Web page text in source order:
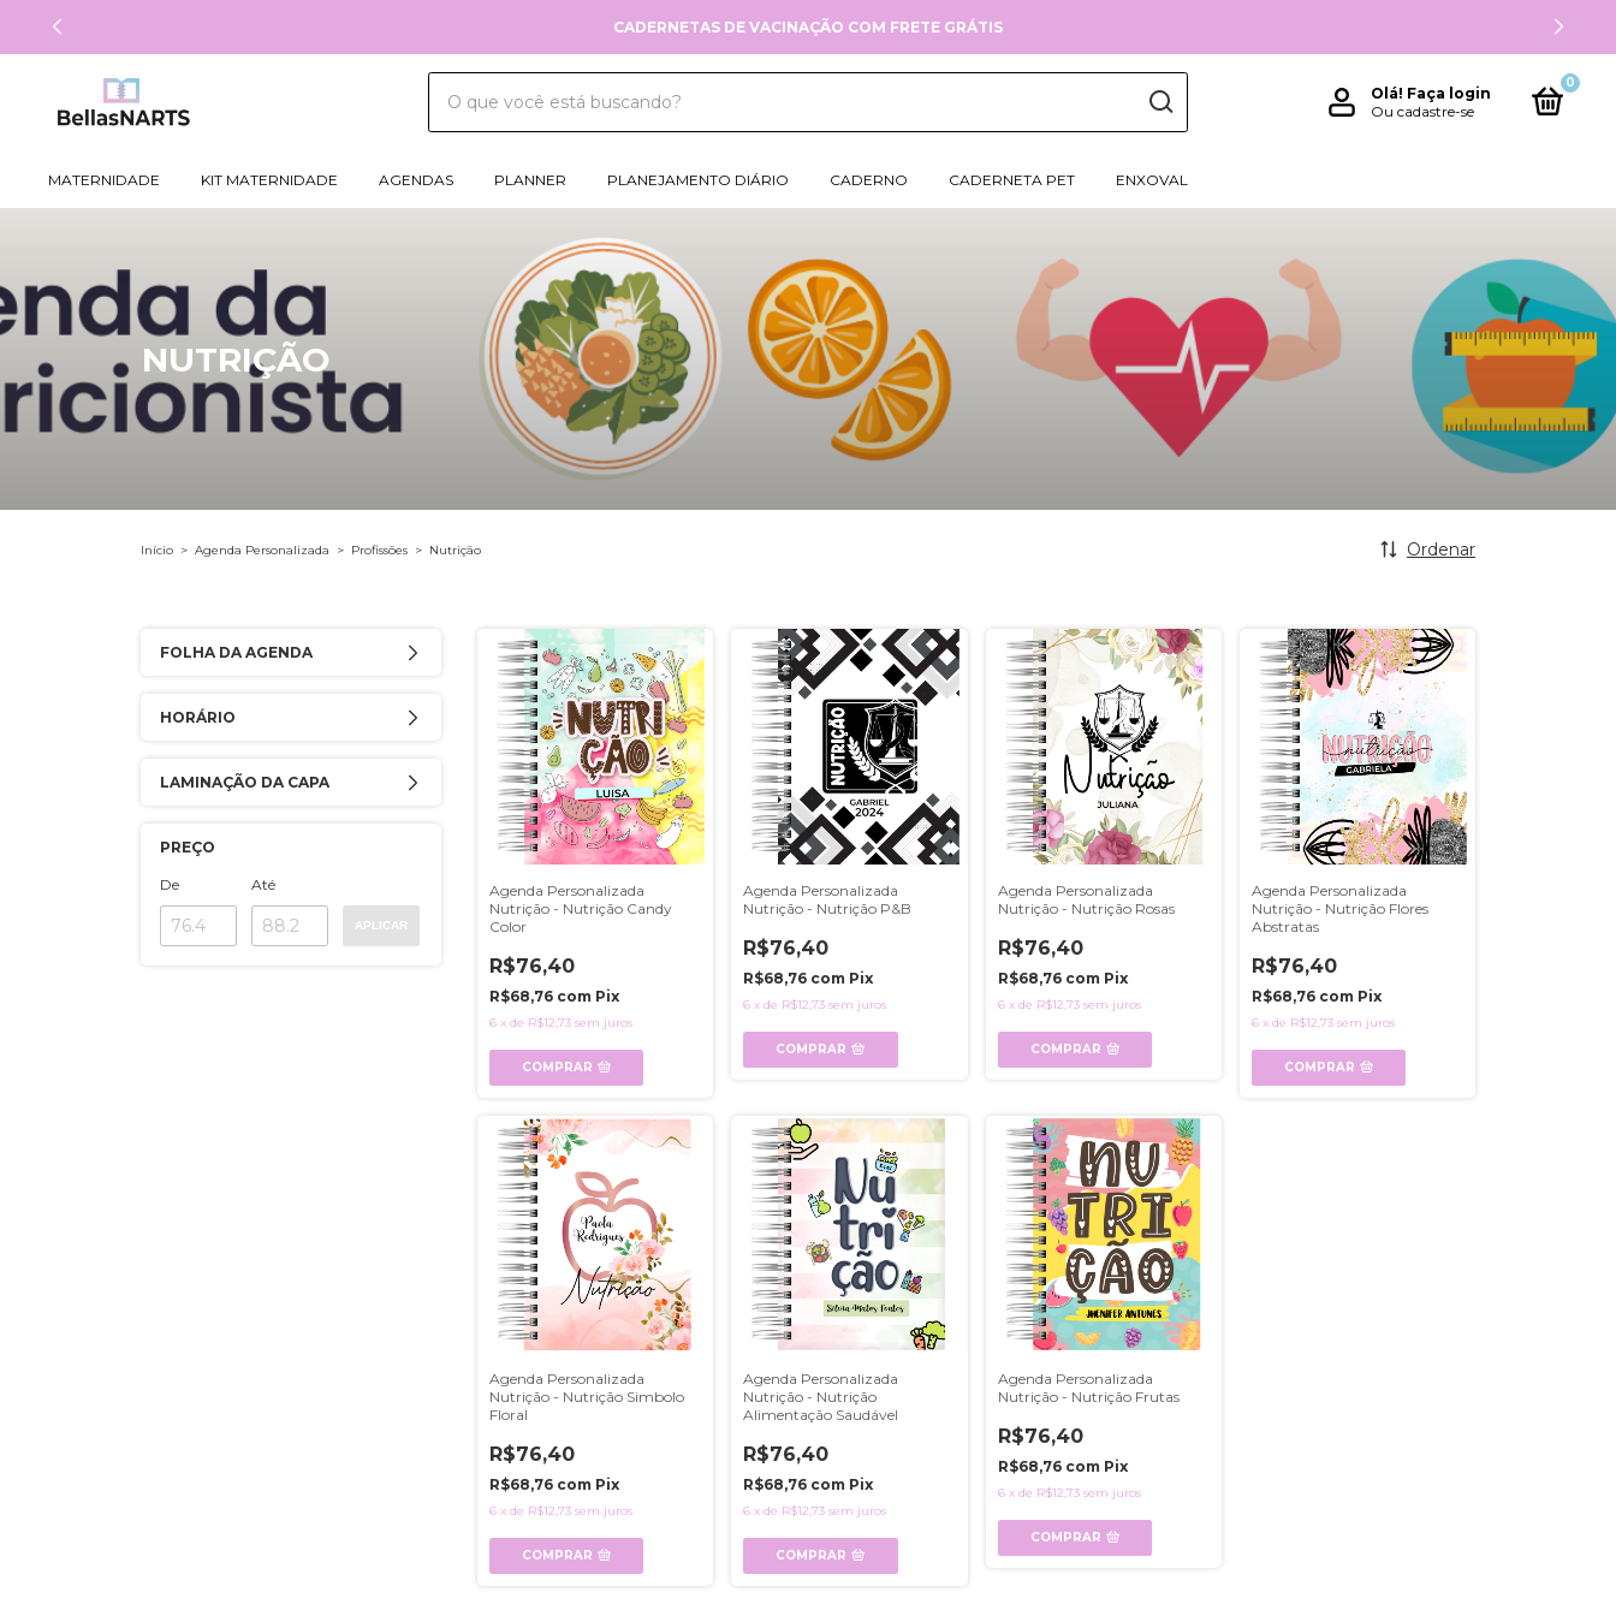
CADERNETAS DE VACINAÇÃO COM FRETE GRÁTIS
Olá! Faça login
Ou cadastre-se
0
MATERNIDADE KIT MATERNIDADE AGENDAS PLANNER PLANEJAMENTO DIÁRIO CADERNO CADERNETA PET ENXOVAL
NUTRIÇÃO
Início > Agenda Personalizada > Profissões > Nutrição Ordenar
FOLHA DA AGENDA
HORÁRIO
LAMINAÇÃO DA CAPA
PREÇO
De Até
APLICAR
Agenda Personalizada
Nutrição - Nutrição Candy
Color
R$76,40
R$68,76 com Pix
6 x de R$12,73 sem juros
COMPRAR
Agenda Personalizada
Nutrição - Nutrição P&B
R$76,40
R$68,76 com Pix
6 xde R$12,73 sem juros
COMPRAR
Agenda Personalizada
Nutrição - Nutrição Rosas
R$76,40
R$68,76 com Pix
6 x de R$12,73 sem juros
COMPRAR
Agenda Personalizada
Nutrição - Nutrição Flores
Abstratas
R$76,40
R$68,76 com Pix
6 x de R$12,73 sem juros
COMPRAR
Agenda Personalizada
Nutrição - Nutrição Simbolo
Floral
R$76,40
R$68,76 com Pix
6 x de R$12,73 sem juros
COMPRAR
Agenda Personalizada
Nutrição - Nutrição
Alimentação Saudável
R$76,40
R$68,76 com Pix
6 xde R$12,73 sem juros
COMPRAR
Agenda Personalizada
Nutrição - Nutrição Frutas
R$76,40
R$68,76 com Pix
6 x de R$12,73 sem juros
COMPRAR